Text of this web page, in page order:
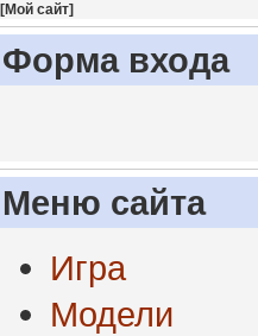
[Мой сайт]
Форма входа
Меню сайта
Игра
Модели